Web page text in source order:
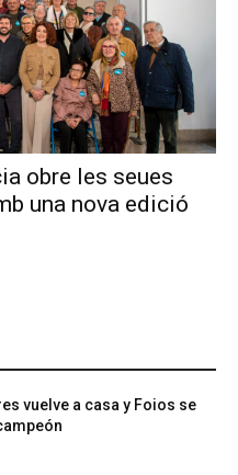
obre les seues
una nova edició
vuelve a casa y Foios se